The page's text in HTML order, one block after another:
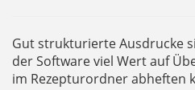
Gut strukturierte Ausdrucke
der Software viel Wert auf
im Rezepturordner abheften